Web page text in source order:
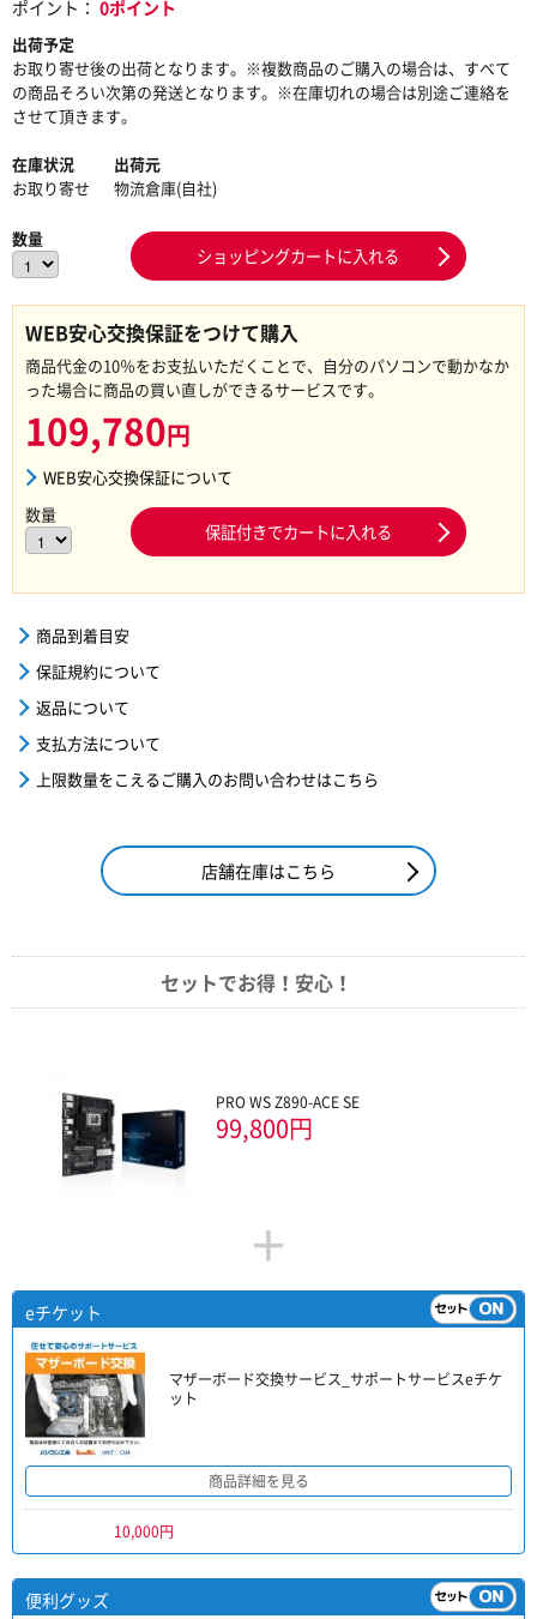
ポイント： 0ポイント
出荷予定
お取り寄せ後の出荷となります。※複数商品のご購入の場合は、すべて
の商品そろい次第の発送となります。※在庫切れの場合は別途ご連絡を
させて頂きます。
在庫状況
お取り寄せ
出荷元
物流倉庫(自社)
数量
ショッピングカートに入れる
WEB安心交換保証をつけて購入
商品代金の10％をお支払いただくことで、自分のパソコンで動かなか
った場合に商品の買い直しができるサービスです。
109,780円
WEB安心交換保証について
数量
保証付きでカートに入れる
商品到着目安
保証規約について
返品について
支払方法について
上限数量をこえるご購入のお問い合わせはこちら
店舗在庫はこちら
セットでお得！安心！
PRO WS Z890-ACE SE
99,800円
+
eチケット
マザーボード交換サービス_サポートサービスeチケ
ット
商品詳細を見る
10,000円
便利グッズ